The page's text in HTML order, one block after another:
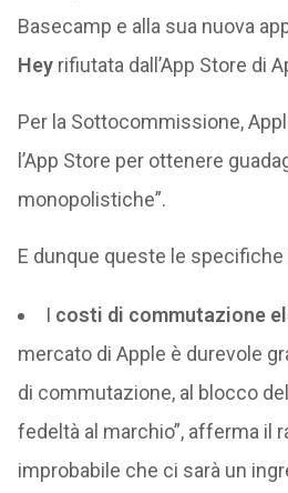
Basecamp e alla sua nuova
Heyrifiutata dall’App Store di
Per la Sottocommissione,
l’App Store per ottenere
monopolistiche”.
E dunque queste le
I costi di commutazione
mercato di Apple è durevole
di commutazione, al blocco
fedeltà al marchio”, afferma il
improbabile che ci sarà un